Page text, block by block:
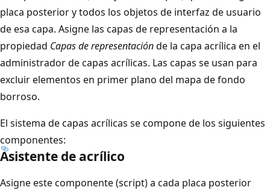
placa posterior y todos los objetos de interfaz de usuario
de esa capa. Asigne las capas de representación a la
propiedad Capas de representaciónde la capa acrílica en el
administrador de capas acrílicas. Las capas se usan para
excluir elementos en primer plano del mapa de fondo
borroso.
El sistema de capas acrílicas se compone de los siguientes
componentes:
Asistente de acrílico
Asigne este componente (script) a cada placa posterior